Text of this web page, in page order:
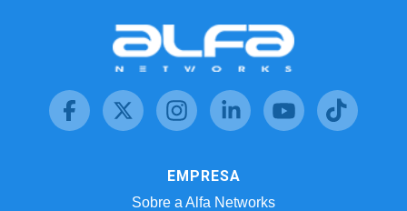
EMPRESA
Sobre a Alfa Networks